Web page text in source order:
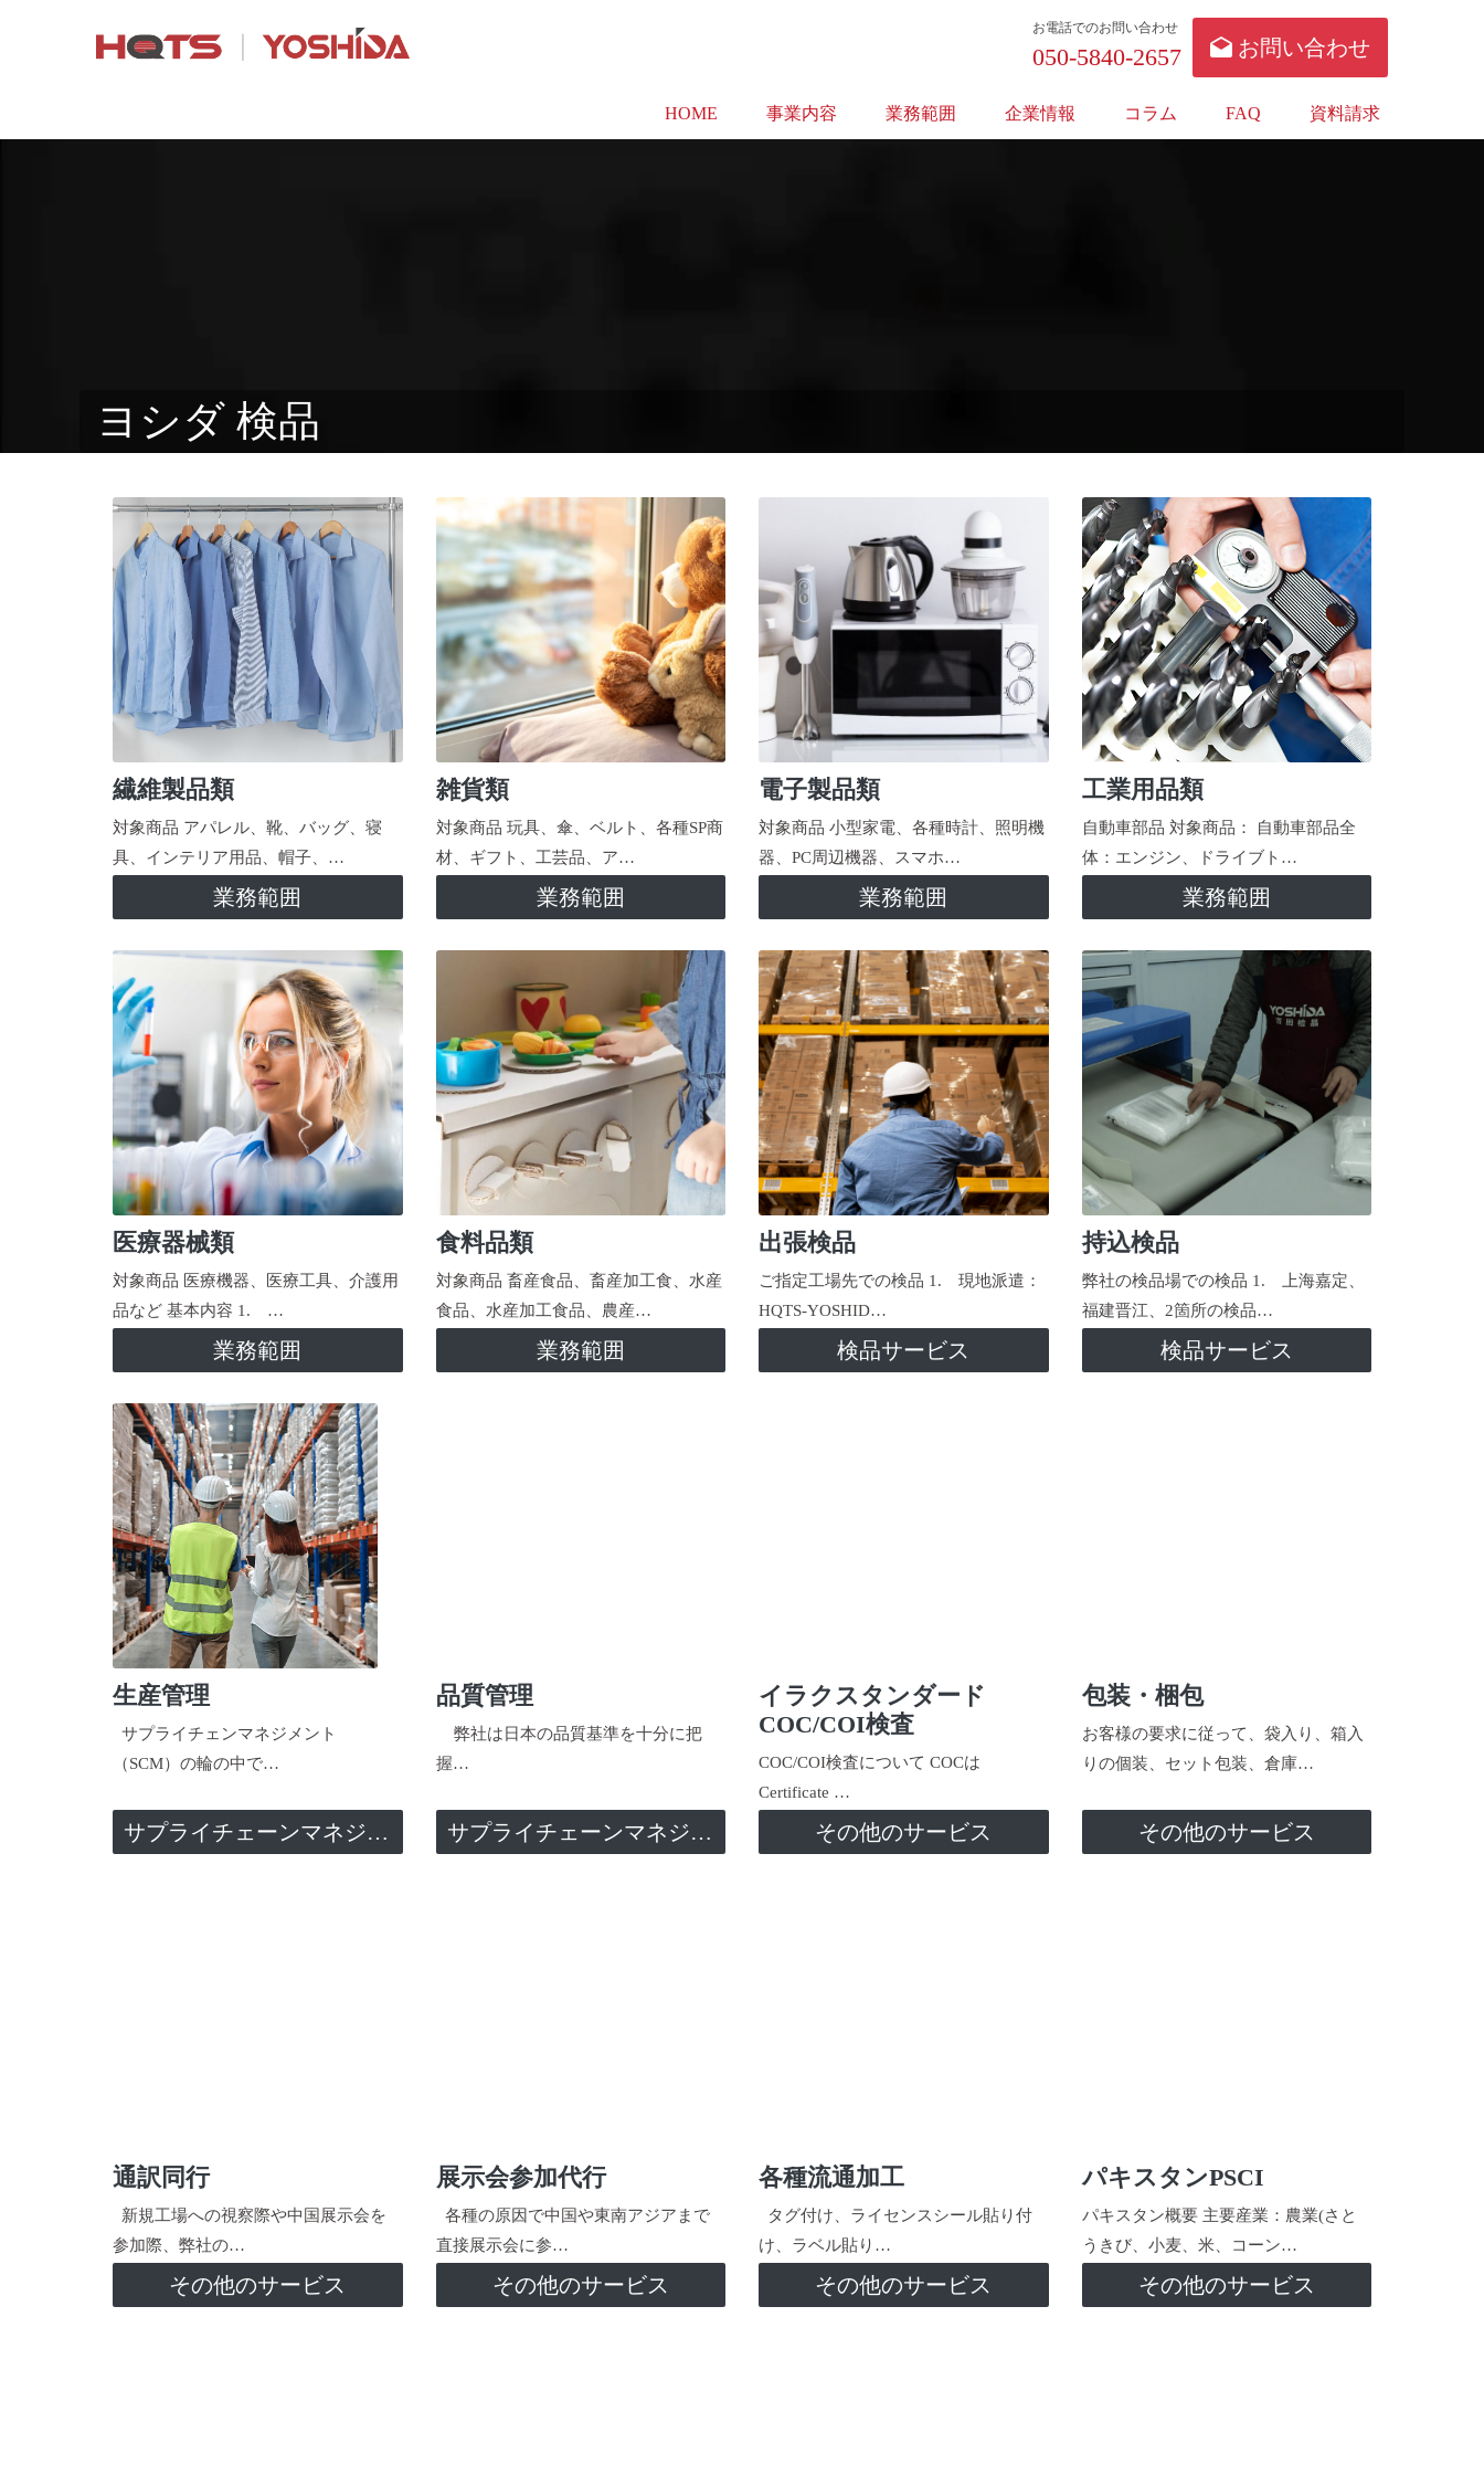
お電話でのお問い合わせ
050-5840-2657 お問い合わせ
HOME 事業内容 業務範囲 企業情報 コラム FAQ 資料請求
ヨシダ 検品
繊維製品類
対象商品 アパレル、靴、バッグ、寝
具、インテリア用品、帽子、…
業務範囲
雑貨類
対象商品 玩具、傘、ベルト、各種SP商
材、ギフト、工芸品、ア…
業務範囲
電子製品類
対象商品 小型家電、各種時計、照明機
器、PC周辺機器、スマホ…
業務範囲
工業用品類
自動車部品 対象商品： 自動車部品全
体：エンジン、ドライブト…
業務範囲
医療器械類
対象商品 医療機器、医療工具、介護用
品など 基本内容 1. …
業務範囲
食料品類
対象商品 畜産食品、畜産加工食、水産
食品、水産加工食品、農産…
業務範囲
出張検品
ご指定工場先での検品 1. 現地派遣：
HQTS-YOSHID…
検品サービス
持込検品
弊社の検品場での検品 1. 上海嘉定、
福建晋江、2箇所の検品…
検品サービス
生産管理
サプライチェンマネジメント
（SCM）の輪の中で…
サプライチェーンマネジメント
品質管理
弊社は日本の品質基準を十分に把
握…
サプライチェーンマネジメント
イラクスタンダード
COC/COI検査
COC/COI検査について COCは
Certificate …
その他のサービス
包装・梱包
お客様の要求に従って、袋入り、箱入
りの個装、セット包装、倉庫…
その他のサービス
通訳同行
新規工場への視察際や中国展示会を
参加際、弊社の…
その他のサービス
展示会参加代行
各種の原因で中国や東南アジアまで
直接展示会に参…
その他のサービス
各種流通加工
タグ付け、ライセンスシール貼り付
け、ラベル貼り…
その他のサービス
パキスタンPSCI
パキスタン概要 主要産業：農業(さと
うきび、小麦、米、コーン…
その他のサービス